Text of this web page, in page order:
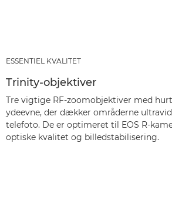
ESSENTIEL KVALITET
Trinity-objektiver
Tre vigtige RF-zoomobjektiver med
ydeevne, der dækker områderne
telefoto. De er optimeret til EOS R-
optiske kvalitet og billedstabilisering.